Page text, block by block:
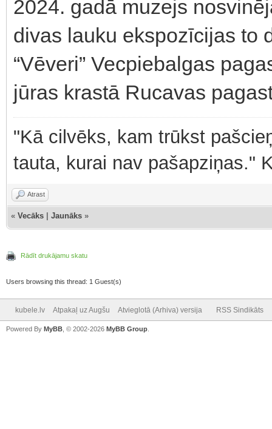
2024. gadā muzejs
divas lauku ekspozīcijas to
“Vēveri” Vecpiebalgas
jūras krastā Rucavas
"Kā cilvēks, kam trūkst
tauta, kurai nav pašapziņas."
Atrast
« Vecāks Jaunāks »
Rādīt drukājamu skatu
Users browsing this thread: 1 Guest(s)
kubele.lv Atpakaļ uz Augšu Atvieglotā (Arhiva) versija RSS Sindikāts
Powered By MyBB , © 2002-2026 MyBB Group